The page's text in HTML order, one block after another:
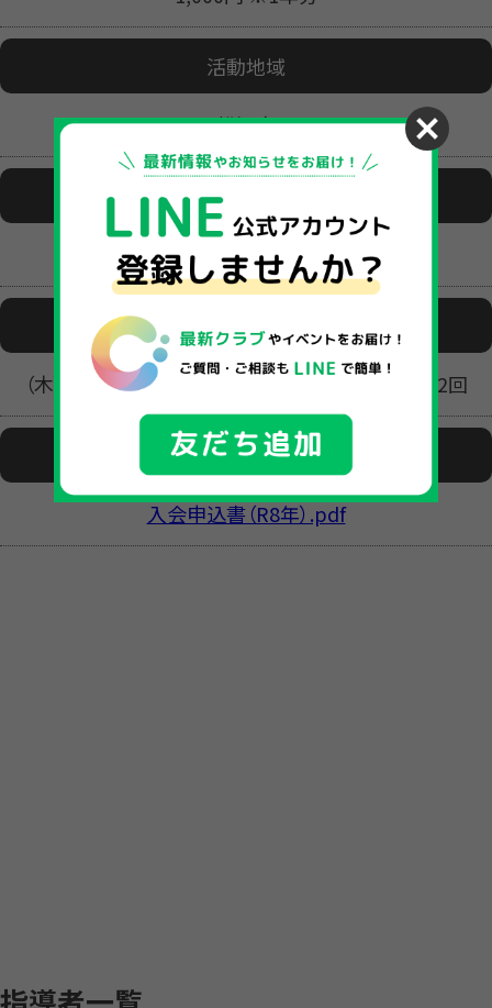
活動地域
松江市
活動場所
松江市営陸上競技場
活動日時
（木）18:30～20:00 （土 or 日）9:30～11:00 ※月2回
ファイル1
入会申込書（R8年）.pdf